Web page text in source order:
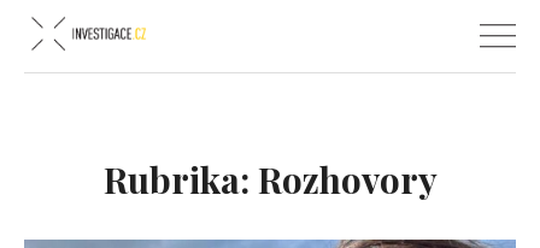
Rubrika: Rozhovory